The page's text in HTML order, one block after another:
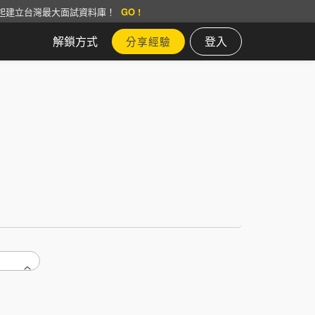
立台灣最大面試資料庫！ GO !
解鎖方式 分享經驗 登入